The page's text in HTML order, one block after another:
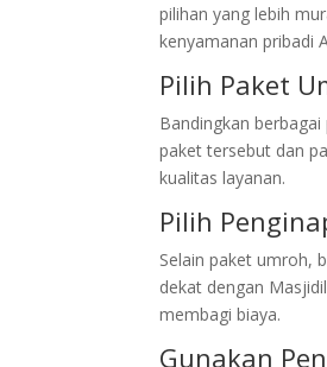
pilihan yang lebih
kenyamanan pribadi
Pilih Paket
Bandingkan
paket tersebut dan
kualitas layanan.
Pilih
Selain paket umroh,
dekat dengan
membagi biaya.
Gunakan